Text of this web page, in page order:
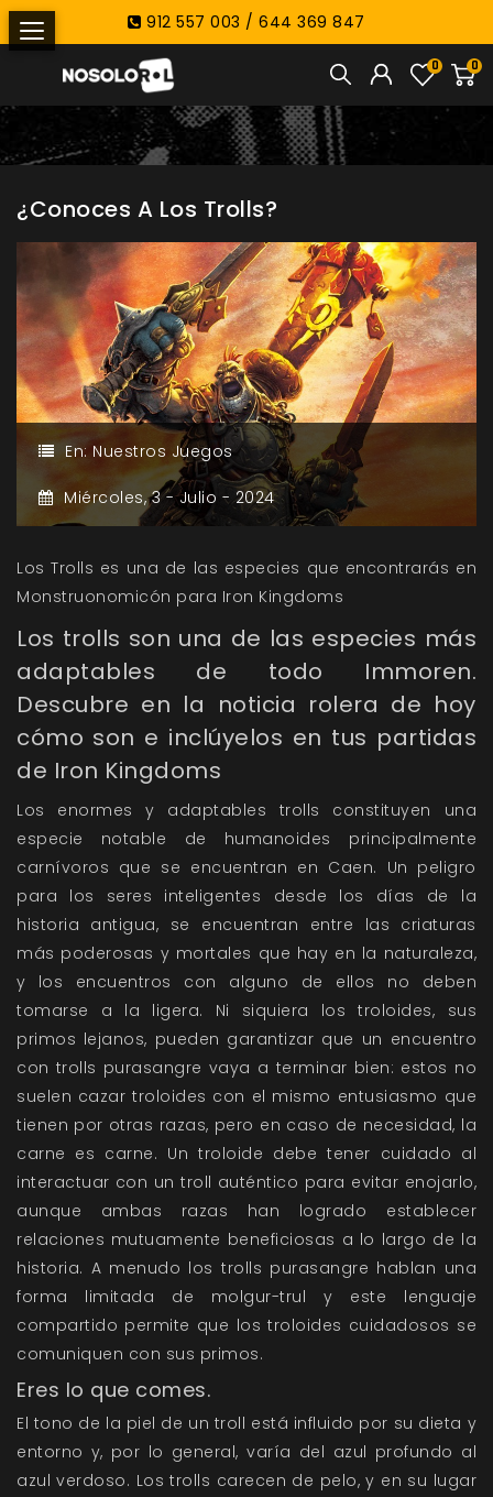
912 557 003 / 644 369 847
0
0
¿Conoces A Los Trolls?
En: Nuestros Juegos
Miércoles,3 -Julio - 2024
Los Trolls es una de las especies que encontrarás en
Monstruonomicón para Iron Kingdoms
Los trolls son una de las especies más
adaptables de todo Immoren.
Descubre en la noticia rolera de hoy
cómo son e inclúyelos en tus partidas
de Iron Kingdoms
Los enormes y adaptables trolls constituyen una
especie notable de humanoides principalmente
carnívoros que se encuentran en Caen. Un peligro
para los seres inteligentes desde los días de la
historia antigua, se encuentran entre las criaturas
más poderosas y mortales que hay en la naturaleza,
y los encuentros con alguno de ellos no deben
tomarse a la ligera. Ni siquiera los troloides, sus
primos lejanos, pueden garantizar que un encuentro
con trolls purasangre vaya a terminar bien: estos no
suelen cazar troloides con el mismo entusiasmo que
tienen por otras razas, pero en caso de necesidad, la
carne es carne. Un troloide debe tener cuidado al
interactuar con un troll auténtico para evitar enojarlo,
aunque ambas razas han logrado establecer
relaciones mutuamente beneficiosas a lo largo de la
historia. A menudo los trolls purasangre hablan una
forma limitada de molgur-trul y este lenguaje
compartido permite que los troloides cuidadosos se
comuniquen con sus primos.
Eres lo que comes.
El tono de la piel de un troll está influido por su dieta y
entorno y, por lo general, varía del azul profundo al
azul verdoso. Los trolls carecen de pelo, y en su lugar